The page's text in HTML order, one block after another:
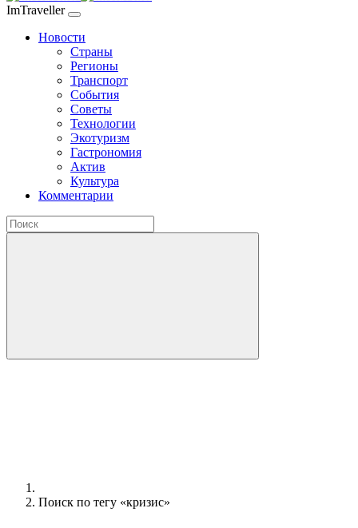
ImTraveller
Новости
Страны
Регионы
Транспорт
События
Советы
Технологии
Экотуризм
Гастрономия
Актив
Культура
Комментарии
Поиск по тегу «кризис»